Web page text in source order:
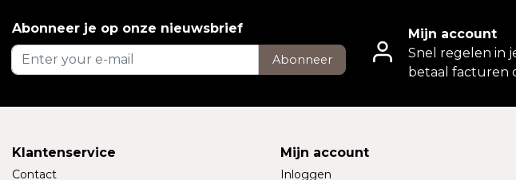
Abonneer je op onze nieuwsbrief
Abonneer
Mijn account
Snel regelen in
betaal facturen
Klantenservice
Contact
Mijn account
Inloggen